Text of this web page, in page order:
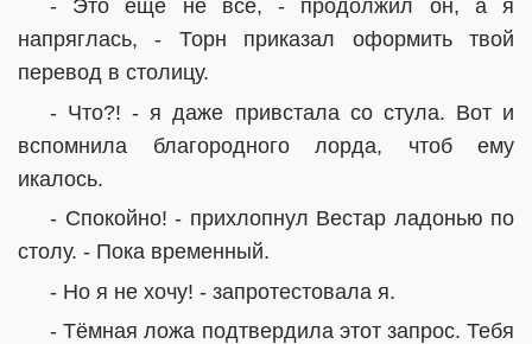
- Это ещё не всё, - продолжил он, а я
напряглась, - Торн приказал оформить твой
перевод в столицу.
- Что?! - я даже привстала со стула. Вот и
вспомнила благородного лорда, чтоб ему
икалось.
- Спокойно! - прихлопнул Вестар ладонью по
столу. - Пока временный.
- Но я не хочу! - запротестовала я.
- Тёмная ложа подтвердила этот запрос. Тебя